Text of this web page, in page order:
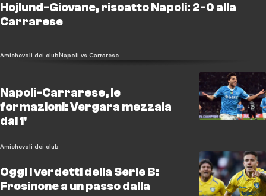
Hojlund-Giovane, riscatto Napoli: 2-0 alla
Carrarese
Amichevoli dei clubNapoli vs Carrarese
Napoli-Carrarese, le
formazioni: Vergara mezzala
dal 1'
Amichevoli dei club
Oggi i verdetti della Serie B:
Frosinone a un passo dalla